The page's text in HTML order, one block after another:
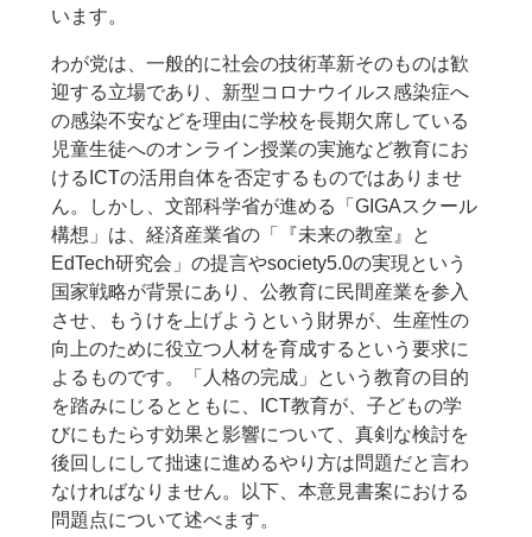
います。
わが党は、一般的に社会の技術革新そのものは歓
迎する立場であり、新型コロナウイルス感染症へ
の感染不安などを理由に学校を長期欠席している
児童生徒へのオンライン授業の実施など教育にお
けるICTの活用自体を否定するものではありませ
ん。しかし、文部科学省が進める「GIGAスクール
構想」は、経済産業省の「『未来の教室』と
EdTech研究会」の提言やsociety5.0の実現という
国家戦略が背景にあり、公教育に民間産業を参入
させ、もうけを上げようという財界が、生産性の
向上のために役立つ人材を育成するという要求に
よるものです。「人格の完成」という教育の目的
を踏みにじるとともに、ICT教育が、子どもの学
びにもたらす効果と影響について、真剣な検討を
後回しにして拙速に進めるやり方は問題だと言わ
なければなりません。以下、本意見書案における
問題点について述べます。